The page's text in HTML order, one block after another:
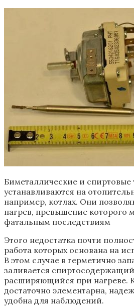
Биметаллические и спиртовые
устанавливаются на
например, котлах. Они
нагрев, превышение которого
фатальным последствиям
Этого недостатка почти
работа которых основана на
В этом случае в герметично
заливается
расширяющийся при нагреве.
достаточно элементарна,
удобна для наблюдений.